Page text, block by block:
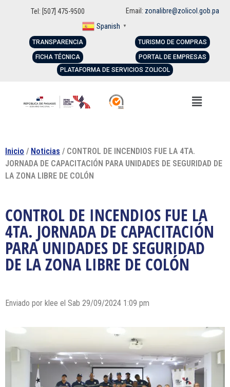
Tel: [507] 475-9500 Email: zonalibre@zolicol.gob.pa
Spanish ▼
TRANSPARENCIA
FICHA TÉCNICA
TURISMO DE COMPRAS
PORTAL DE EMPRESAS
PLATAFORMA DE SERVICIOS ZOLICOL
Inicio / Noticias / CONTROL DE INCENDIOS FUE LA 4TA.
JORNADA DE CAPACITACIÓN PARA UNIDADES DE SEGURIDAD DE
LA ZONA LIBRE DE COLÓN
CONTROL DE INCENDIOS FUE LA
4TA. JORNADA DE CAPACITACIÓN
PARA UNIDADES DE SEGURIDAD
DE LA ZONA LIBRE DE COLÓN
Enviado por klee el Sab 29/09/2024 1:09 pm